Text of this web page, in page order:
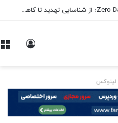
روش‌های جلوگیری از حملات Zero-Day؛ از شناسایی تهدید تا کاهش ریسک